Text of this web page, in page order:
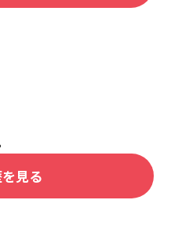
見る